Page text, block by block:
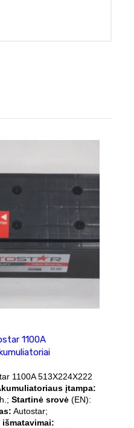
1100A
1100A 513X224X222
įtampa:
Startinė srovė(EN):
Autostar;